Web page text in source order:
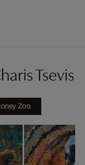
Tsevis
Zoo